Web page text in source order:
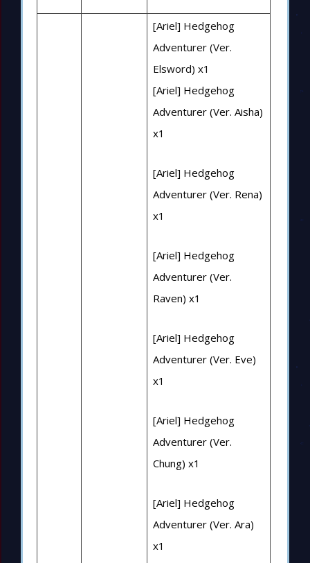
[Ariel] Hedgehog
Adventurer (Ver.
Elsword) x1
[Ariel] Hedgehog
Adventurer (Ver. Aisha)
x1
[Ariel] Hedgehog
Adventurer (Ver. Rena)
x1
[Ariel] Hedgehog
Adventurer (Ver.
Raven) x1
[Ariel] Hedgehog
Adventurer (Ver. Eve)
x1
[Ariel] Hedgehog
Adventurer (Ver.
Chung) x1
[Ariel] Hedgehog
Adventurer (Ver. Ara)
x1